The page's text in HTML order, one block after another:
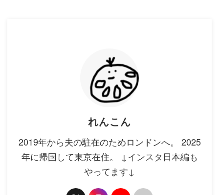
れんこん
2019年から夫の駐在のためロンドンへ。 2025
年に帰国して東京在住。 ↓インスタ日本編も
やってます↓